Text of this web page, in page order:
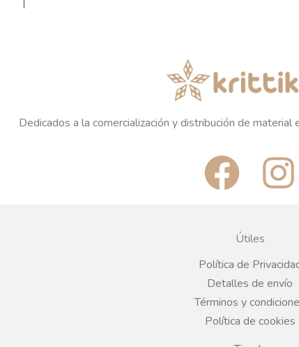
Dedicados a la comercialización y distribución de
F
a
c
e
b
I
n
t
a
Útiles
Política de
Detalles de envío
Términos y
Política de cookies